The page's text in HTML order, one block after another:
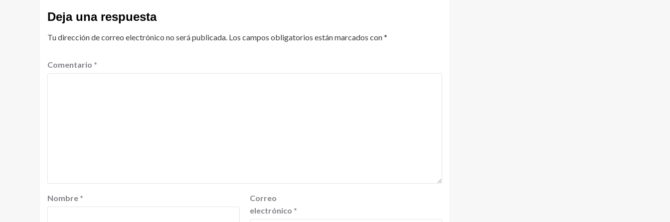
Deja una respuesta
Tu dirección de correo electrónico no será publicada. Los campos obligatorios están marcados con*
Comentario *
Nombre *
Correo
electrónico *